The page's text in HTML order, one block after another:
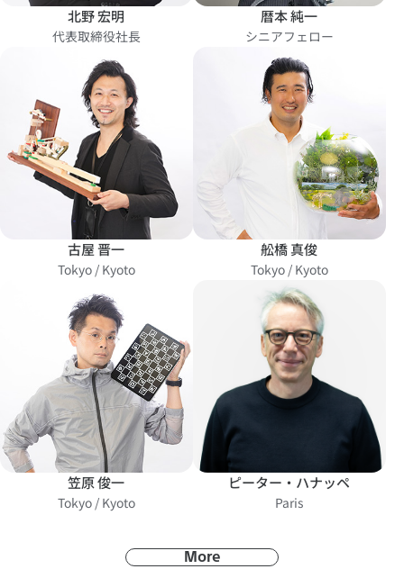
北野 宏明
代表取締役社長
暦本 純一
シニアフェロー
古屋 晋一
Tokyo / Kyoto
舩橋 真俊
Tokyo / Kyoto
笠原 俊一
Tokyo / Kyoto
ピーター・ハナッペ
Paris
More